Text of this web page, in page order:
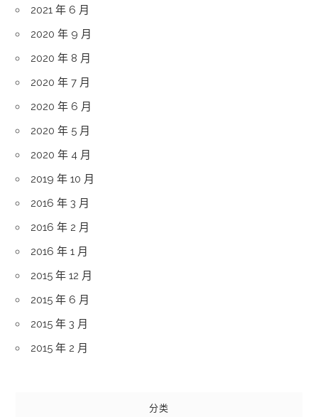
2021 年 6 月
2020 年 9 月
2020 年 8 月
2020 年 7 月
2020 年 6 月
2020 年 5 月
2020 年 4 月
2019 年 10 月
2016 年 3 月
2016 年 2 月
2016 年 1 月
2015 年 12 月
2015 年 6 月
2015 年 3 月
2015 年 2 月
分类